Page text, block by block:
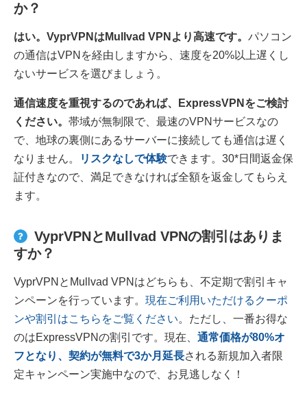
か？
はい。VyprVPNはMullvad VPNより高速です。 パソコン
の通信はVPNを経由しますから、速度を20%以上遅くし
ないサービスを選びましょう。
通信速度を重視するのであれば、ExpressVPNをご検討
ください。 帯域が無制限で、最速のVPNサービスなの
で、地球の裏側にあるサーバーに接続しても通信は遅く
なりません。
リスクなしで体験できます。30*日間返金保
証付きなので、満足できなければ全額を返金してもらえ
ます。
VyprVPNとMullvad VPNの割引はありま
すか？
VyprVPNとMullvad VPNはどちらも、不定期で割引キャ
ンペーンを行っています。 現在ご利用いただけるクーポ
ンや割引はこちらをご覧ください。ただし、一番お得な
のはExpressVPNの割引です。現在、 通常価格が80%オ
フとなり、契約が無料で3か月延長される新規加入者限
定キャンペーン実施中なので、お見逃しなく！